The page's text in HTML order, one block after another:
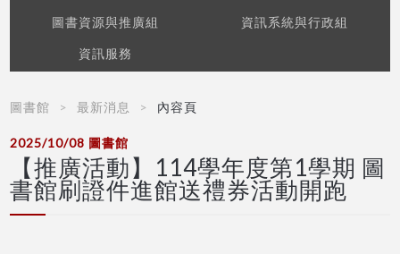
圖書資源與推廣組 資訊系統與行政組
資訊服務
圖書館 最新消息 內容頁
2025/10/08 圖書館
【推廣活動】114學年度第1學期 圖
書館刷證件進館送禮券活動開跑